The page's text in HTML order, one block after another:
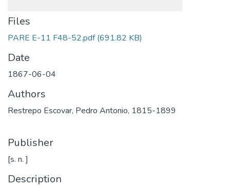
Files
PARE E-11 F48-52.pdf(691.82 KB)
Date
1867-06-04
Authors
Restrepo Escovar, Pedro Antonio, 1815-1899
Publisher
[s. n. ]
Description